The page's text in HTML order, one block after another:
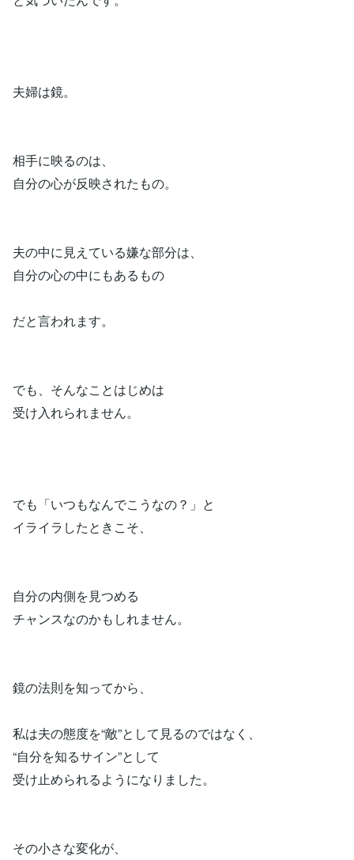
夫婦は鏡。
相手に映るのは、
自分の心が反映されたもの。
夫の中に見えている嫌な部分は、
自分の心の中にもあるもの
だと言われます。
でも、そんなことはじめは
受け入れられません。
でも「いつもなんでこうなの？」と
イライラしたときこそ、
自分の内側を見つめる
チャンスなのかもしれません。
鏡の法則を知ってから、
私は夫の態度を“敵”として見るのではなく、
“自分を知るサイン”として
受け止められるようになりました。
その小さな変化が、